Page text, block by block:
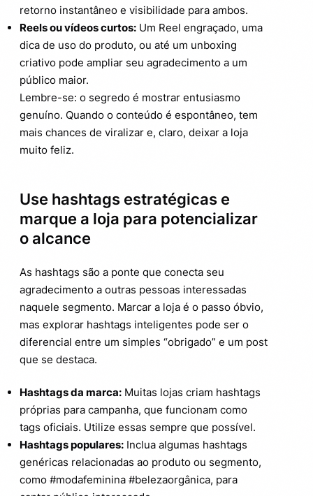
retorno instantâneo e visibilidade para ambos.
Reels ou vídeos curtos: Um Reel engraçado, uma
dica de uso do produto, ou até um unboxing
criativo pode ampliar seu agradecimento a um
público maior.
Lembre-se: o segredo é mostrar entusiasmo
genuíno. Quando o conteúdo é espontâneo, tem
mais chances de viralizar e, claro, deixar a loja
muito feliz.
Use hashtags estratégicas e
marque a loja para potencializar
o alcance
As hashtags são a ponte que conecta seu
agradecimento a outras pessoas interessadas
naquele segmento. Marcar a loja é o passo óbvio,
mas explorar hashtags inteligentes pode ser o
diferencial entre um simples “obrigado” e um post
que se destaca.
Hashtags da marca: Muitas lojas criam hashtags
próprias para campanha, que funcionam como
tags oficiais. Utilize essas sempre que possível.
Hashtags populares: Inclua algumas hashtags
genéricas relacionadas ao produto ou segmento,
como #modafeminina #belezaorgânica, para